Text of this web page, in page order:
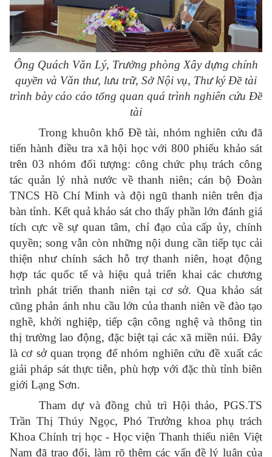
Ông Quách Văn Lý, Trưởng phòng Xây dựng chính
quyền và Văn thư, lưu trữ, Sở Nội vụ, Thư ký Đề tài
trình bày cáo cáo tổng quan quá trình nghiên cứu Đề
tài
Trong khuôn khổ Đề tài, nhóm nghiên cứu đã
tiến hành điều tra xã hội học với 800 phiếu khảo sát
trên 03 nhóm đối tượng: công chức phụ trách công
tác quản lý nhà nước về thanh niên; cán bộ Đoàn
TNCS Hồ Chí Minh và đội ngũ thanh niên trên địa
bàn tỉnh. Kết quả khảo sát cho thấy phần lớn đánh giá
tích cực về sự quan tâm, chỉ đạo của cấp ủy, chính
quyền; song vẫn còn những nội dung cần tiếp tục cải
thiện như chính sách hỗ trợ thanh niên, hoạt động
hợp tác quốc tế và hiệu quả triển khai các chương
trình phát triển thanh niên tại cơ sở. Qua khảo sát
cũng phản ánh nhu cầu lớn của thanh niên về đào tạo
nghề, khởi nghiệp, tiếp cận công nghệ và thông tin
thị trường lao động, đặc biệt tại các xã miền núi. Đây
là cơ sở quan trọng để nhóm nghiên cứu đề xuất các
giải pháp sát thực tiễn, phù hợp với đặc thù tỉnh biên
giới Lạng Sơn.
Tham dự và đồng chủ trì Hội thảo, PGS.TS
Trần Thị Thúy Ngọc, Phó Trưởng khoa phụ trách
Khoa Chính trị học - Học viện Thanh thiếu niên Việt
Nam đã trao đổi, làm rõ thêm các vấn đề lý luận của